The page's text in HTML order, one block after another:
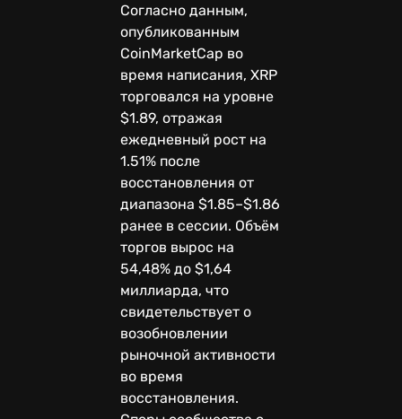
Согласно данным,
опубликованным
CoinMarketCap во
время написания, XRP
торговался на уровне
$1.89, отражая
ежедневный рост на
1.51% после
восстановления от
диапазона $1.85–$1.86
ранее в сессии. Объём
торгов вырос на
54,48% до $1,64
миллиарда, что
свидетельствует о
возобновлении
рыночной активности
во время
восстановления.